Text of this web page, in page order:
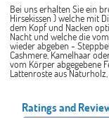
Bei uns erhalten Sie ein
Hirsekissen ) welche mit
dem Kopf und Nacken
Nacht und welche die
wieder abgeben -
Cashmere, Kamelhaar
vom Körper abgegebene
Lattenroste aus
Ratings and